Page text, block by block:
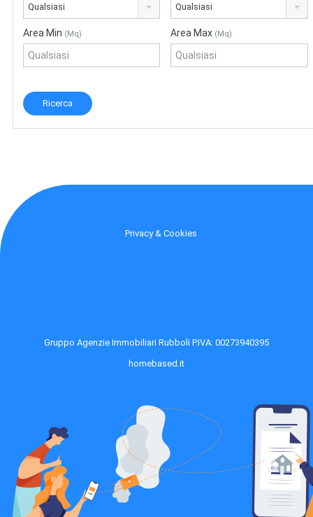
Qualsiasi Qualsiasi
Area Min (Mq) Area Max (Mq)
Privacy & Cookies
Gruppo Agenzie Immobiliari Rubboli P.IVA: 00273940395
homebased.it